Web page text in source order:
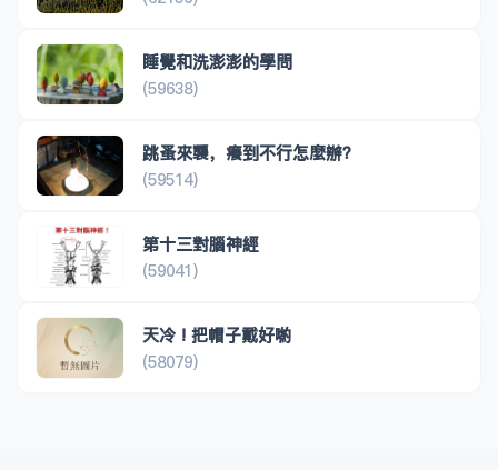
睡覺和洗澎澎的學問
(59638)
跳蚤來襲，癢到不行怎麼辦？
(59514)
第十三對腦神經
(59041)
天冷 ! 把帽子戴好喲
(58079)